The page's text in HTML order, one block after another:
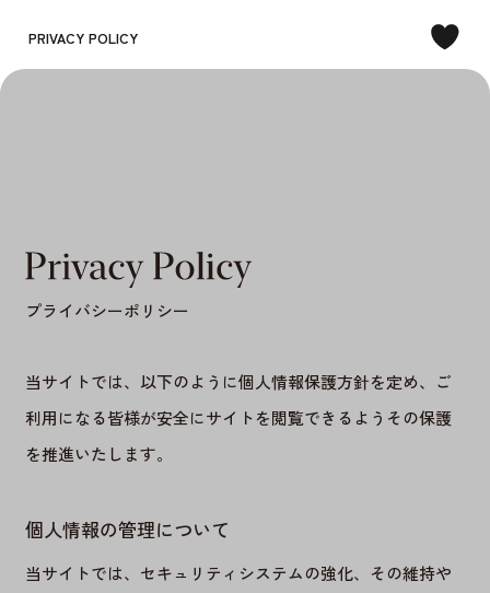
PRIVACY POLICY
プライバシーポリシー
当サイトでは、以下のように個人情報保護方針を定め、ご
利用になる皆様が安全にサイトを閲覧できるようその保護
を推進いたします。
個人情報の管理について
当サイトでは、セキュリティシステムの強化、その維持や